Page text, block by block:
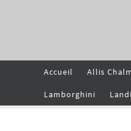
Accueil Allis
Lamborghini